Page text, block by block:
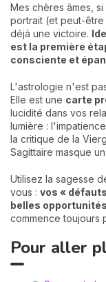
Mes chères âmes,
portrait (et peut-
déjà une victoire.
est la première
consciente et
L'astrologie n'est
Elle est une carte
lucidité dans vos
lumière :
la critique de la
Sagittaire masque
Utilisez la sagesse
vous : vos «
belles
commence toujours
Pour aller